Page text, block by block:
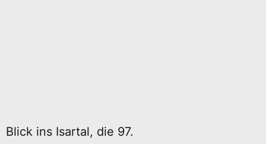
Blick ins Isartal, die 97.